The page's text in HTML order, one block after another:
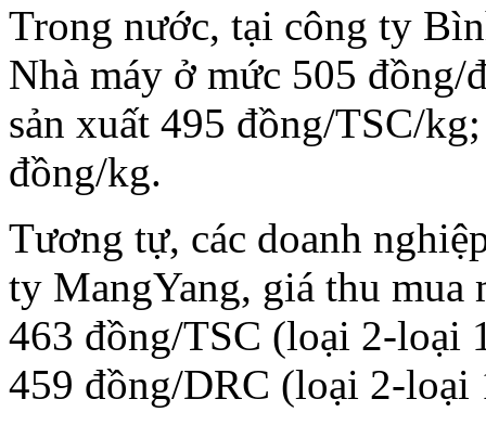
Trong nước, tại công ty
Nhà máy ở mức 505
sản xuất 495 đồng/TSC/
đồng/kg.
Tương tự, các doanh
ty MangYang, giá thu mua
463 đồng/TSC (loại 2-loại
459 đồng/DRC (loại 2-loại